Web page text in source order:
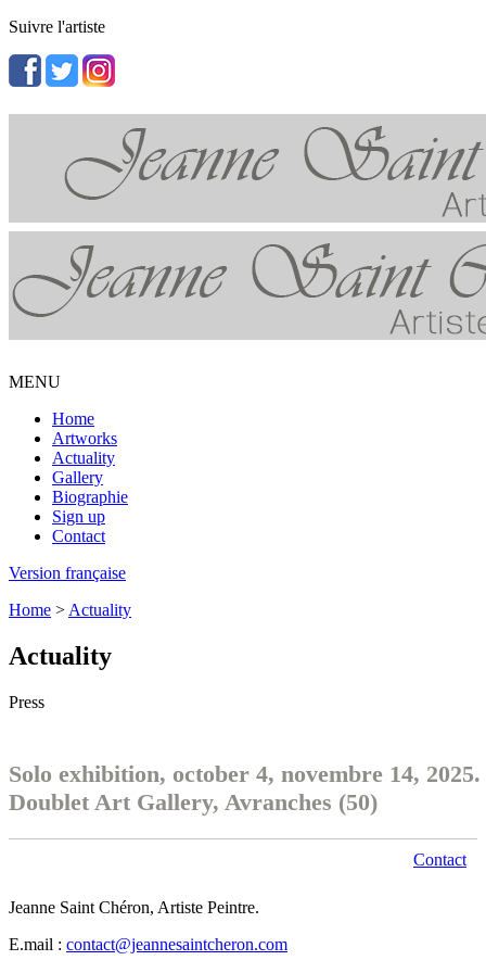
Suivre l'artiste
MENU
Home
Artworks
Actuality
Gallery
Biographie
Sign up
Contact
Version française
Home > Actuality
Actuality
Press
Solo exhibition, october 4, novembre 14, 2025.
Doublet Art Gallery, Avranches (50)
Contact
Jeanne Saint Chéron, Artiste Peintre.
E.mail : contact@jeannesaintcheron.com